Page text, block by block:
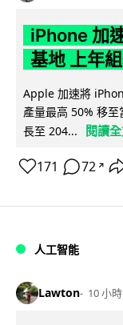
iPhone 加
基地 上年
Apple 加速將
產量最高 50% 移
長至 204...
閱讀
171 72 ↗
人工智能
Lawton 10 小時